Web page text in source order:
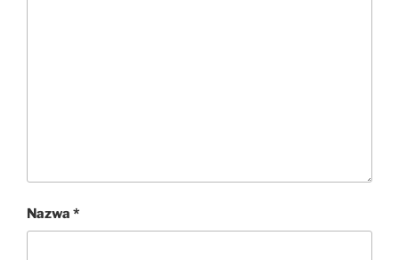
Nazwa *